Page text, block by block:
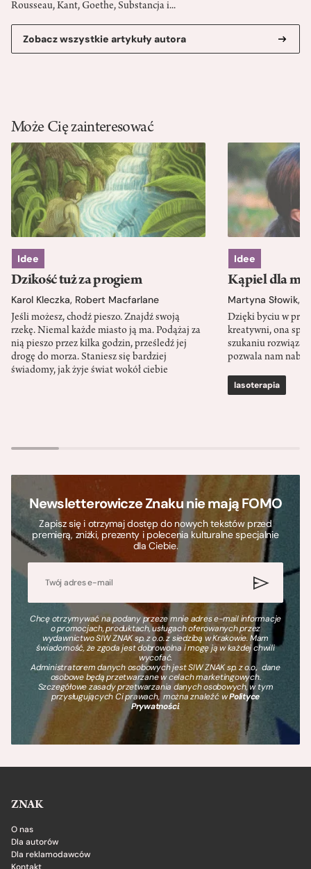
Rousseau, Kant, Goethe, Substancja i...
Zobacz wszystkie artykuły autora
Może Cię zainteresować
Idee
Dzikość tuż za progiem
Karol Kleczka, Robert Macfarlane
Jeśli możesz, chodź pieszo. Znajdź swoją
rzekę. Niemal każde miasto ją ma. Podążaj za
nią pieszo przez kilka godzin, prześledź jej
drogę do morza. Staniesz się bardziej
świadomy, jak żyje świat wokół ciebie
Idee
Kąpiel dla
Martyna Słowik,
Dzięki byciu w
kreatywni, ona
szukaniu
pozwala nam
lasoterapia
Newsletterowicze Znaku nie mają FOMO
Zapisz się i otrzymaj dostęp do nowych tekstów przed
premierą, zniżki, prezenty i polecenia kulturalne specjalnie
dla Ciebie.
Chcę otrzymywać na podany przeze mnie adres e-mail informacje
o promocjach, produktach, usługach oferowanych przez
wydawnictwo SIW ZNAK sp. z o.o. z siedzibą w Krakowie. Mam
świadomość, że zgoda jest dobrowolna i mogę ją w każdej chwili
wycofać.
Administratorem danych osobowych jest SIW ZNAK sp. z o.o., dane
osobowe będą przetwarzane w celach marketingowych.
Szczegółowe zasady przetwarzania danych osobowych, w tym
przysługujących Ci prawach, można znaleźć wPolityce
Prywatności.
ZNAK
O nas
Dla autorów
Dla reklamodawców